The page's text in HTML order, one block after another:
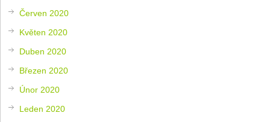
Červen 2020
Květen 2020
Duben 2020
Březen 2020
Únor 2020
Leden 2020